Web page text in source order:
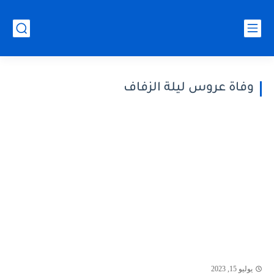
وفاة عروس ليلة الزفاف
يوليو 15, 2023